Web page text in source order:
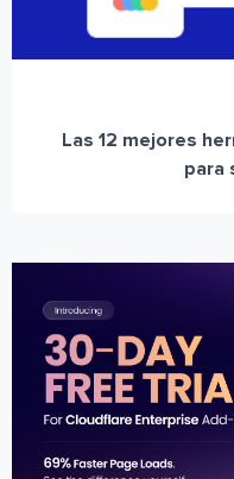
Las 12 mejores
para